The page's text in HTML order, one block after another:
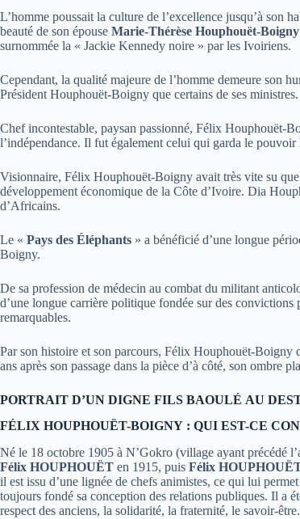
L’homme poussait la culture de l’excellence jusqu’à son
beauté de son épouse Marie-Thérèse Houphouët-Boigny
surnommée la « Jackie Kennedy noire » par les Ivoiriens.
Cependant, la qualité majeure de l’homme demeure son
Président Houphouët-Boigny que certains de ses
Chef incontestable, paysan passionné, Félix Houphouët-
l’indépendance. Il fut également celui qui garda le pouvoir
Visionnaire, Félix Houphouët-Boigny avait très vite su
développement économique de la Côte d’Ivoire. Dia
d’Africains.
Le « Pays des Éléphants » a bénéficié d’une longue
Boigny.
De sa profession de médecin au combat du militant
d’une longue carrière politique fondée sur des
remarquables.
Par son histoire et son parcours, Félix Houphouët-Boigny
ans après son passage dans la pièce d’à côté, son ombre
PORTRAIT D’UN DIGNE FILS BAOULÉ AU
FÉLIX HOUPHOUËT-BOIGNY : QUI EST-CE
Né le 18 octobre 1905 à N’Gokro (village ayant précédé
Félix HOUPHOUËT en 1915, puis Félix
il est issu d’une lignée de chefs animistes, ce qui lui
toujours fondé sa conception des relations publiques. Il a
respect des anciens, la solidarité, la fraternité, le savoir-être.